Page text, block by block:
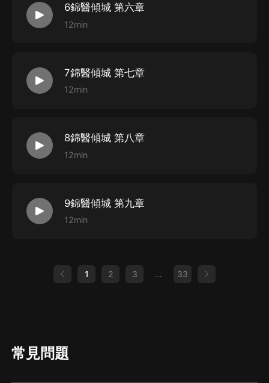
6錦醫傾城 第六章
12min
7錦醫傾城 第七章
12min
8錦醫傾城 第八章
12min
9錦醫傾城 第九章
12min
1 2 3 ... 33
常見問題